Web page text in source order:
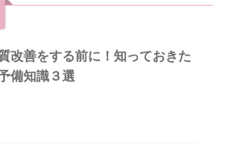
改善をする前に！知っておきた
備知識３選